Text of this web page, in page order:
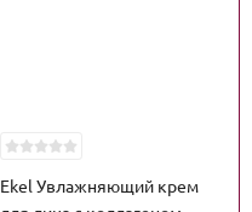
Ekel Увлажняющий крем